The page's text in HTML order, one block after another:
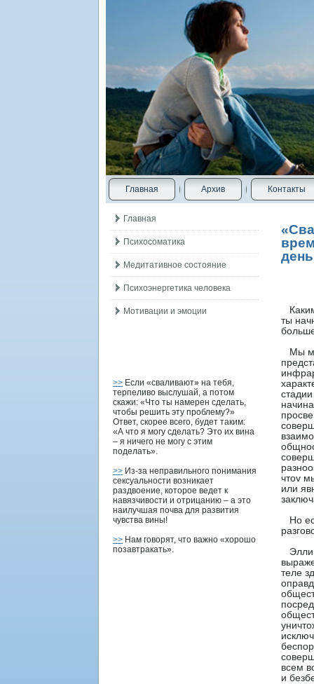
Главная Архив Контакты
Главная
Психосоматика
Медитативное состояние
Психоэнергетика человека
Мотивации и эмоции
>> Если «сваливают» на тебя,
терпеливо выслушай, а потом
скажи: «Что ты намерен сделать,
чтобы решить эту проблему?»
Ответ, скорее всего, будет таким:
«А что я могу сделать? Это их вина
– я ничего не могу с этим
поделать».
>> Из-за неправильного понимания
сексуальности возникает
раздвоение, которое ведет к
навязчивости и отрицанию – а это
наилучшая почва для развития
чувства вины!
>> Нам говорят, что важно «хорошо
позавтракать».
ты
Мы
чтοv
или
Но
теле
всем
и